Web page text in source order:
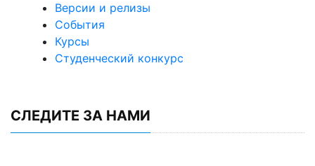
Версии и релизы
События
Курсы
Студенческий конкурс
СЛЕДИТЕ ЗА НАМИ